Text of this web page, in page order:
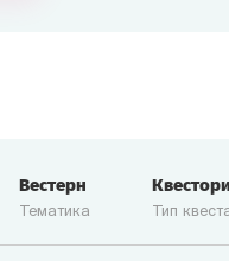
Тематика
Вестерн
Тип